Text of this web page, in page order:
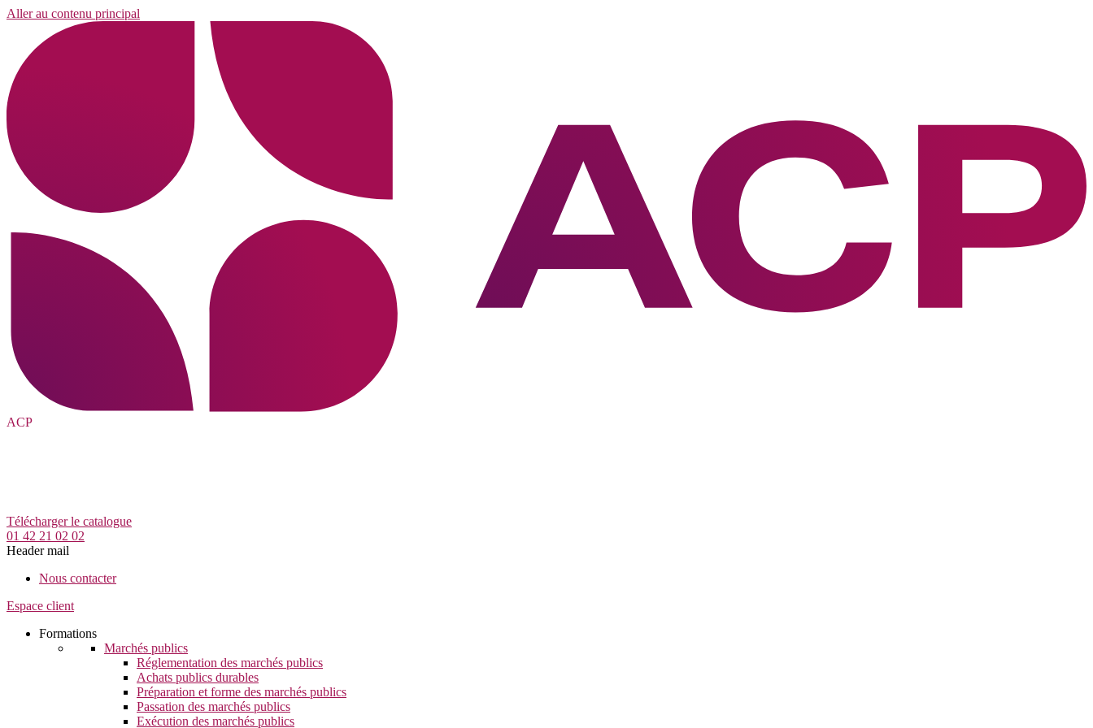
Aller au contenu principal
ACP
Télécharger le catalogue
01 42 21 02 02
Header mail
Nous contacter
Espace client
Formations
Marchés publics
Réglementation des marchés publics
Achats publics durables
Préparation et forme des marchés publics
Passation des marchés publics
Exécution des marchés publics